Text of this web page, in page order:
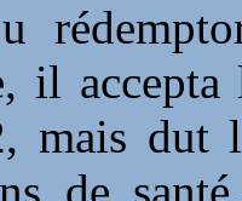
il accepta
mais dut
de